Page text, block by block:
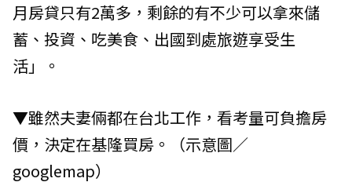
月房貸只有2萬多，剩餘的有不少可以拿來儲
蓄、投資、吃美食、出國到處旅遊享受生
活」。
▼雖然夫妻倆都在台北工作，看考量可負擔房
價，決定在基隆買房。（示意圖／
googlemap）